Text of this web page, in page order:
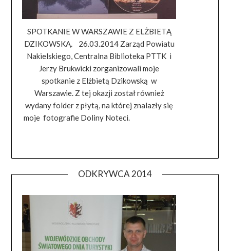
SPOTKANIE W WARSZAWIE Z ELŻBIETĄ
DZIKOWSKĄ. 26.03.2014 Zarząd Powiatu
Nakielskiego, Centralna Biblioteka PTTK i
Jerzy Brukwicki zorganizowali moje
spotkanie z Elżbietą Dzikowską w
Warszawie. Z tej okazji został również
wydany folder z płytą, na której znalazły się
moje fotografie Doliny Noteci.
ODKRYWCA 2014